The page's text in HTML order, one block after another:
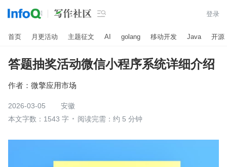
 登录
首页 月更活动 主题征文 AI golang 移动开发 Java 开源
答题抽奖活动微信小程序系统详细介绍
作者： 微擎应用市场
2026-03-05
安徽
本文字数：1543 字
阅读完需：约 5 分钟